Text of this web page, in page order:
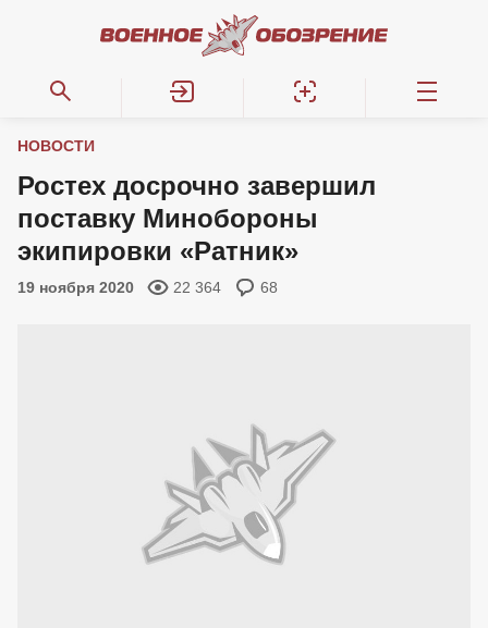
НОВОСТИ
Ростех досрочно завершил
поставку Минобороны
экипировки «Ратник»
19 ноября 2020 22 364 68